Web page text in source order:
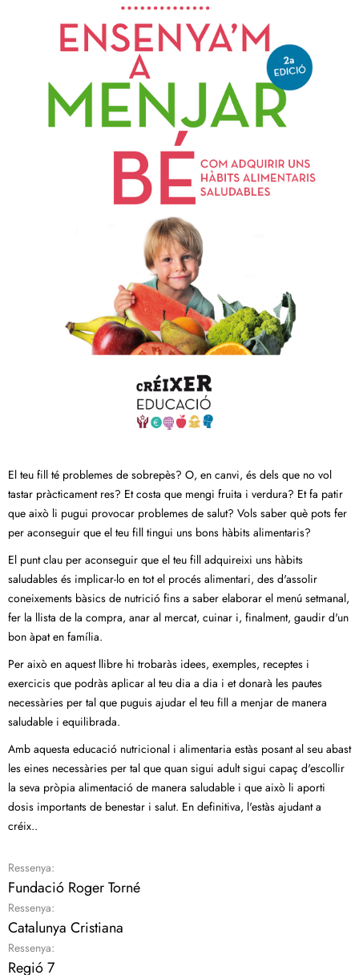
El teu fill té problemes de sobrepès? O, en canvi, és dels que no vol
tastar pràcticament res? Et costa que mengi fruita i verdura? Et fa patir
que això li pugui provocar problemes de salut? Vols saber què pots fer
per aconseguir que el teu fill tingui uns bons hàbits alimentaris?
El punt clau per aconseguir que el teu fill adquireixi uns hàbits
saludables és implicar-lo en tot el procés alimentari, des d'assolir
coneixements bàsics de nutrició fins a saber elaborar el menú setmanal,
fer la llista de la compra, anar al mercat, cuinar i, finalment, gaudir d'un
bon àpat en família.
Per això en aquest llibre hi trobaràs idees, exemples, receptes i
exercicis que podràs aplicar al teu dia a dia i et donarà les pautes
necessàries per tal que puguis ajudar el teu fill a menjar de manera
saludable i equilibrada.
Amb aquesta educació nutricional i alimentaria estàs posant al seu abast
les eines necessàries per tal que quan sigui adult sigui capaç d'escollir
la seva pròpia alimentació de manera saludable i que això li aporti
dosis importants de benestar i salut. En definitiva, l'estàs ajudant a
créix..
Ressenya:
Fundació Roger Torné
Ressenya:
Catalunya Cristiana
Ressenya:
Regió 7